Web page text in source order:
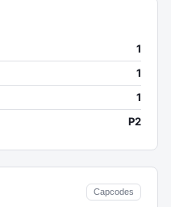
Capcodes
1
1
1
P2